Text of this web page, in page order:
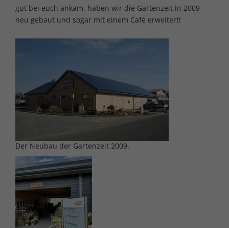
gut bei euch ankam, haben wir die Gartenzeit in 2009
neu gebaut und sogar mit einem Café erweitert!
Der Neubau der Gartenzeit 2009.